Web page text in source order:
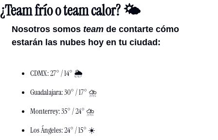
¿Team frío o team calor? 🌤️
Nosotros somos team de contarte cómo
estarán las nubes hoy en tu ciudad:
CDMX: 27° / 14° 🌦️
Guadalajara: 30° / 17° ⛈️
Monterrey: 35° / 24° ⛈️
Los Ángeles: 24° / 15° ☀️